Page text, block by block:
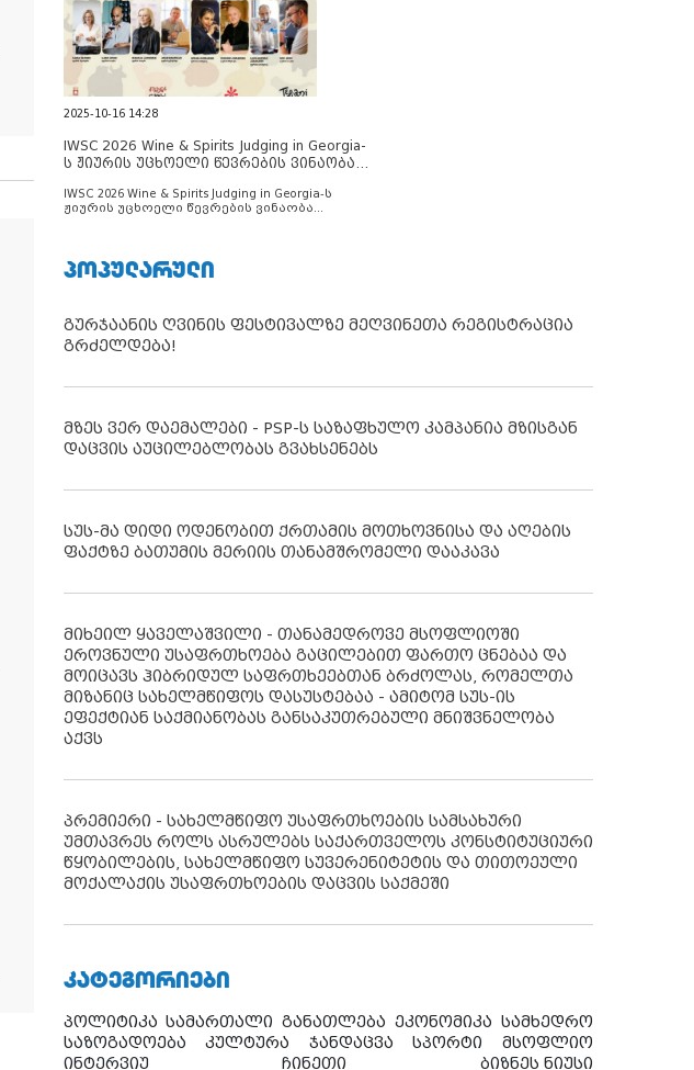
2025-10-16 14:28
IWSC 2026 Wine & Spirits Judging in Georgia-
ს ჟიურის უცხოელი წევრების ვინაობა
IWSC 2026 Wine & Spirits Judging in Georgia-ს
ჟიურის უცხოელი წევრების ვინაობა
ᲞᲝᲞᲣᲚᲐᲠᲣᲚᲘ
გურჯაანის ღვინის ფესტივალზე მეღვინეთა რეგისტრაცია
გრძელდება!
მზეს ვერ დაემალები - PSP-ს საზაფხულო კამპანია მზისგან
დაცვის აუცილებლობას გვახსენებს
სუს-მა დიდი ოდენობით ქრთამის მოთხოვნისა და აღების
ფაქტზე ბათუმის მერიის თანამშრომელი დააკავა
მიხეილ ყაველაშვილი - თანამედროვე მსოფლიოში
ეროვნული უსაფრთხოება გაცილებით ფართო ცნებაა და
მოიცავს ჰიბრიდულ საფრთხეებთან ბრძოლას, რომელთა
მიზანიც სახელმწიფოს დასუსტებაა - ამიტომ სუს-ის
ეფექტიან საქმიანობას განსაკუთრებული მნიშვნელობა
აქვს
პრემიერი - სახელმწიფო უსაფრთხოების სამსახური
უმთავრეს როლს ასრულებს საქართველოს კონსტიტუციური
წყობილების, სახელმწიფო სუვერენიტეტის და თითოეული
მოქალაქის უსაფრთხოების დაცვის საქმეში
ᲙᲐᲢᲔᲒᲝᲠᲘᲔᲑᲘ
პოლიტიკა სამართალი განათლება ეკონომიკა სამხედრო
საზოგადოება
კულტურა ჯანდაცვა სპორტი
მსოფლიო
ინტერვიუ
ჩინეთი ბიზნეს ნიუსი